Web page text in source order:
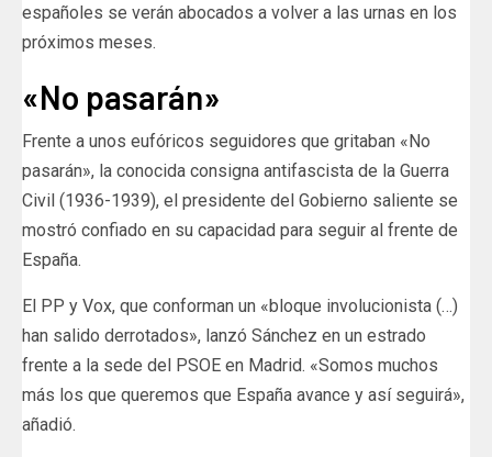
españoles se verán abocados a volver a las urnas en los
próximos meses.
«No pasarán»
Frente a unos eufóricos seguidores que gritaban «No
pasarán», la conocida consigna antifascista de la Guerra
Civil (1936-1939), el presidente del Gobierno saliente se
mostró confiado en su capacidad para seguir al frente de
España.
El PP y Vox, que conforman un «bloque involucionista (…)
han salido derrotados», lanzó Sánchez en un estrado
frente a la sede del PSOE en Madrid. «Somos muchos
más los que queremos que España avance y así seguirá»,
añadió.